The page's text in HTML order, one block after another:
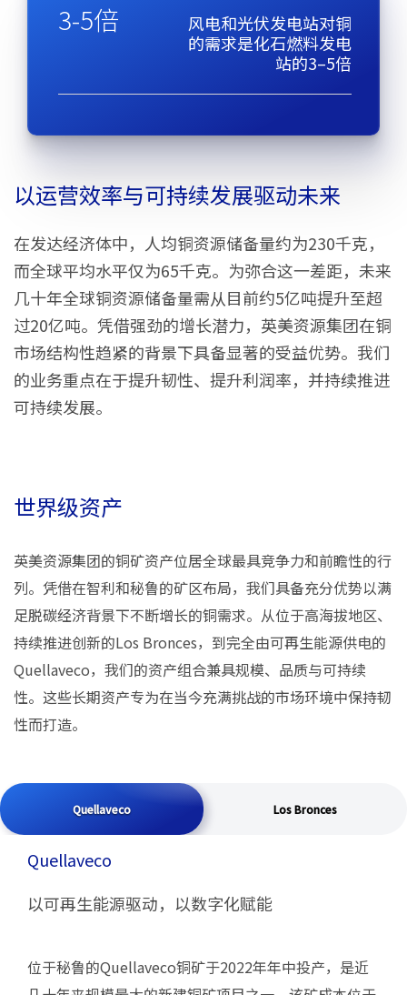
3-5倍
风电和光伏发电站对铜
的需求是化石燃料发电
站的3–5倍
以运营效率与可持续发展驱动未来
在发达经济体中，人均铜资源储备量约为230千克，
而全球平均水平仅为65千克。为弥合这一差距，未来
几十年全球铜资源储备量需从目前约5亿吨提升至超
过20亿吨。凭借强劲的增长潜力，英美资源集团在铜
市场结构性趋紧的背景下具备显著的受益优势。我们
的业务重点在于提升韧性、提升利润率，并持续推进
可持续发展。
世界级资产
英美资源集团的铜矿资产位居全球最具竞争力和前瞻性的行
列。凭借在智利和秘鲁的矿区布局，我们具备充分优势以满
足脱碳经济背景下不断增长的铜需求。从位于高海拔地区、
持续推进创新的Los Bronces，到完全由可再生能源供电的
Quellaveco，我们的资产组合兼具规模、品质与可持续
性。这些长期资产专为在当今充满挑战的市场环境中保持韧
性而打造。
QuellavecoQuellaveco Los Bronces
Quellaveco
以可再生能源驱动，以数字化赋能
位于秘鲁的Quellaveco铜矿于2022年年中投产，是近